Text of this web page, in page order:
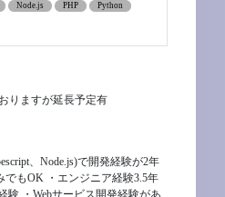
Node.js PHP
Python
りますが延長予定有
、Node.js)で開発経験が2年
もOK ・エンジニア経験3.5年
験 ・Webサービス開発経験があ